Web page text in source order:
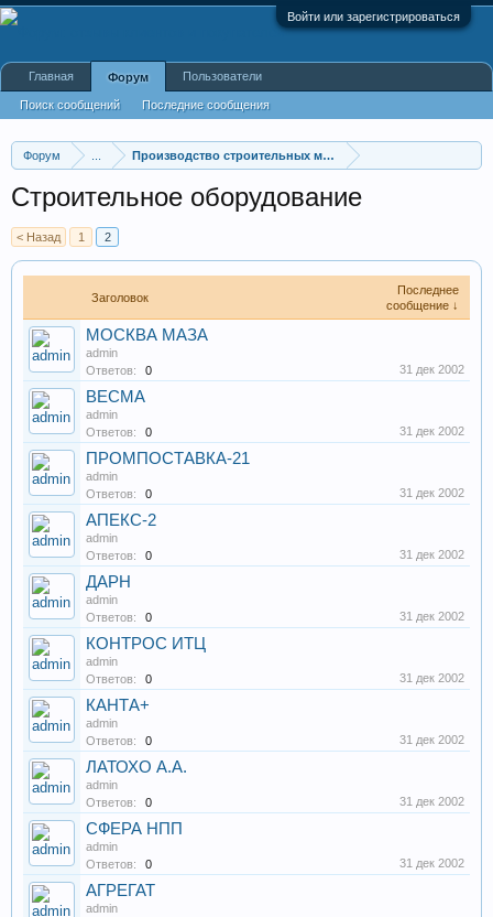
Войти или зарегистрироваться
Форум Производство строительных материалов, оборудования
Строительное оборудование
< Назад 1 2
Заголовок
Последнее
сообщение ↓
МОСКВА МАЗА
admin
Ответов:
0 31 дек 2002
ВЕСМА
admin
Ответов:
0 31 дек 2002
ПРОМПОСТАВКА-21
admin
Ответов:
0 31 дек 2002
АПЕКС-2
admin
Ответов:
0 31 дек 2002
ДАРН
admin
Ответов:
0 31 дек 2002
КОНТРОС ИТЦ
admin
Ответов:
0 31 дек 2002
КАНТА+
admin
Ответов:
0 31 дек 2002
ЛАТОХО А.А.
admin
Ответов:
0 31 дек 2002
СФЕРА НПП
admin
Ответов:
0 31 дек 2002
АГРЕГАТ
admin
Главная Форум
Поиск сообщений Последние сообщения
Пользователи